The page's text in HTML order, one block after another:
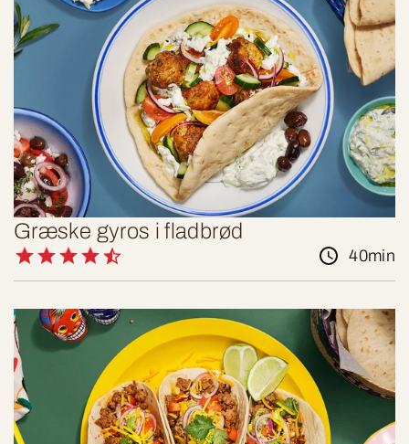
Græske gyros i fladbrød
40min